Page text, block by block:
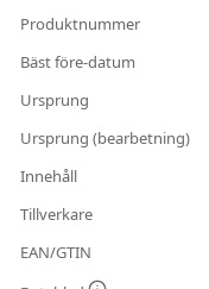
Produktnummer
Bäst före-datum
Ursprung
Ursprung (bearbetning)
Innehåll
Tillverkare
EAN/GTIN